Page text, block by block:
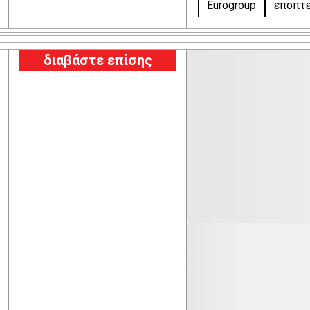
Eurogroup
διαβάστε επίσης